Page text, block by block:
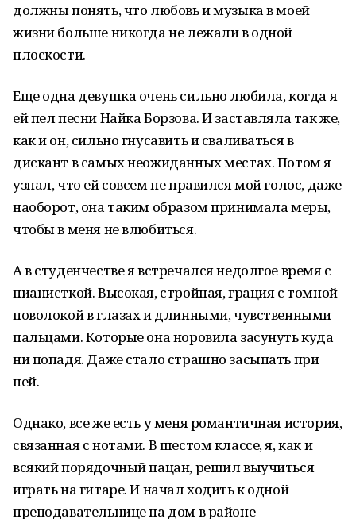
должны понять, что любовь и музыка в моей
жизни больше никогда не лежали в одной
плоскости.
Еще одна девушка очень сильно любила, когда я
ей пел песни Найка Борзова. И заставляла так же,
как и он, сильно гнусавить и сваливаться в
дискант в самых неожиданных местах. Потом я
узнал, что ей совсем не нравился мой голос, даже
наоборот, она таким образом принимала меры,
чтобы в меня не влюбиться.
А в студенчестве я встречался недолгое время с
пианисткой. Высокая, стройная, грация с томной
поволокой в глазах и длинными, чувственными
пальцами. Которые она норовила засунуть куда
ни попадя. Даже стало страшно засыпать при
ней.
Однако, все же есть у меня романтичная история,
связанная с нотами. В шестом классе, я, как и
всякий порядочный пацан, решил выучиться
играть на гитаре. И начал ходить к одной
преподавательнице на дом в районе